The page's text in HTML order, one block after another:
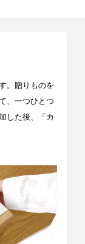
。贈りものを
、一つひとつ
した後、「カ